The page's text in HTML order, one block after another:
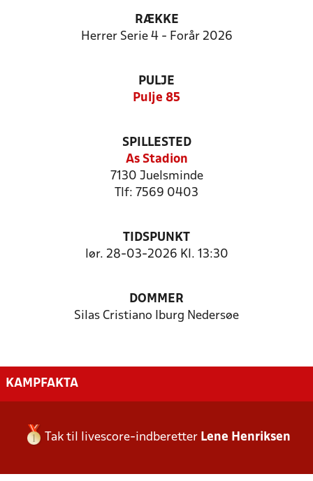
RÆKKE
Herrer Serie 4 - Forår 2026
PULJE
Pulje 85
SPILLESTED
As Stadion
7130 Juelsminde
Tlf: 7569 0403
TIDSPUNKT
lør. 28-03-2026 Kl. 13:30
DOMMER
Silas Cristiano Iburg Nedersøe
KAMPFAKTA
Tak til livescore-indberetter Lene Henriksen